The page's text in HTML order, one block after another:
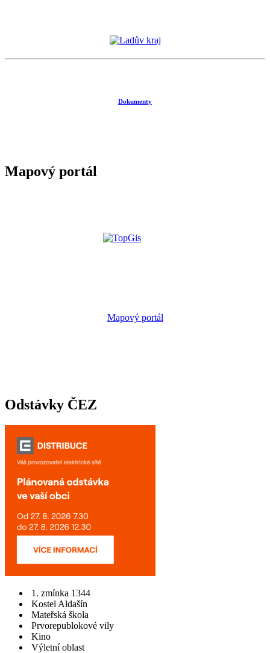
Dokumenty
Mapový portál
Mapový portál
Odstávky ČEZ
1. zmínka 1344
Kostel Aldašín
Mateřská škola
Prvorepublokové vily
Kino
Výletní oblast